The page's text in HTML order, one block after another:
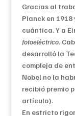
Gracias al
Planck en
cuántica. Y a
fotoeléctrico.
desarrolló la
compleja de
Nobel no la
recibió premio
artículo).
En estricto